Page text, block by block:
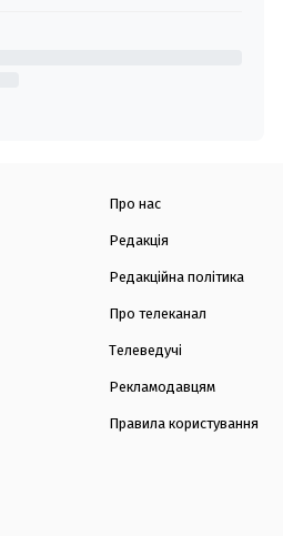
Про нас
Редакція
Редакційна політика
Про телеканал
Телеведучі
Рекламодавцям
Правила користування